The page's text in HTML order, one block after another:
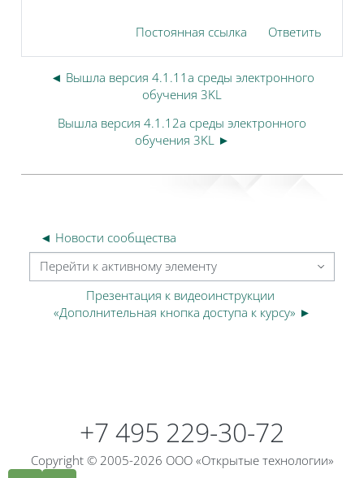
Постоянная ссылка Ответить
◄ Вышла версия 4.1.11a среды электронного
обучения 3KL
Вышла версия 4.1.12a среды электронного
обучения 3KL ►
◄ Новости сообщества
Перейти к активному элементу
Презентация к видеоинструкции
«Дополнительная кнопка доступа к курсу» ►
+7 495 229-30-72
Copyright © 2005-2026 ООО «Открытые технологии»